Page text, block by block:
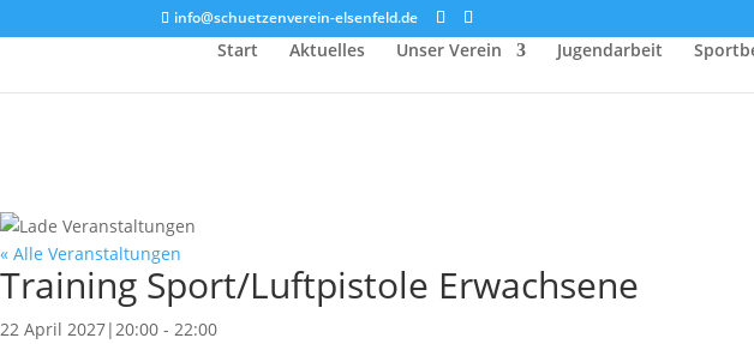
info@schuetzenverein-elsenfeld.de
Start Aktuelles Unser Verein Jugendarbeit
« Alle Veranstaltungen
Training Sport/Luftpistole Erwachsene
22 April 2027|20:00 - 22:00